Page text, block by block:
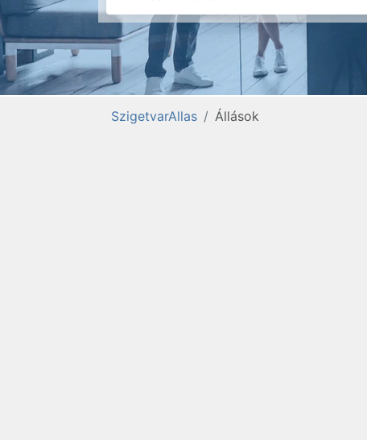
SzigetvarAllas Állások